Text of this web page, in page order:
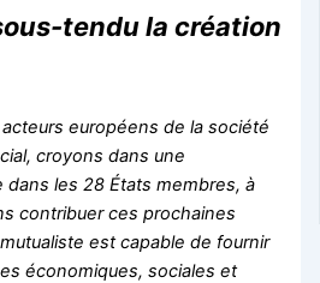
tendu la création
européens de la société
croyons dans une
les 28 États membres, à
contribuer ces prochaines
est capable de fournir
économiques, sociales et